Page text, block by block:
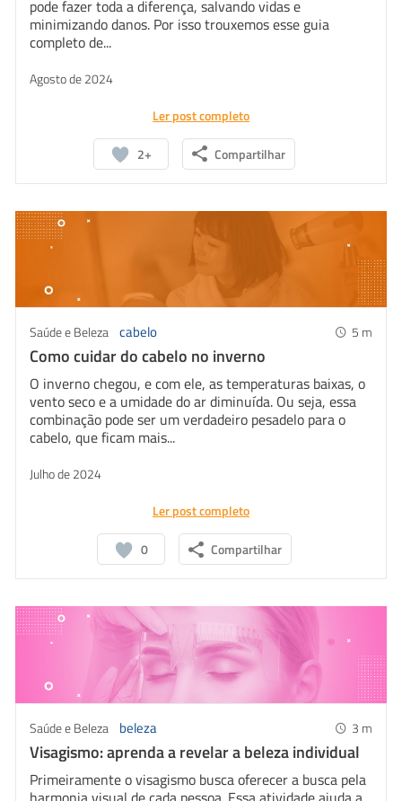
pode fazer toda a diferença, salvando vidas e
minimizando danos. Por isso trouxemos esse guia
completo de...
Agosto de 2024
2+ Compartilhar
Ler post completo
Saúde e Beleza cabelo 5 m
Como cuidar do cabelo no inverno
O inverno chegou, e com ele, as temperaturas baixas, o
vento seco e a umidade do ar diminuída. Ou seja, essa
combinação pode ser um verdadeiro pesadelo para o
cabelo, que ficam mais...
Julho de 2024
0 Compartilhar
Ler post completo
Saúde e Beleza beleza 3 m
Visagismo: aprenda a revelar a beleza individual
Primeiramente o visagismo busca oferecer a busca pela
Facebook
Twitter